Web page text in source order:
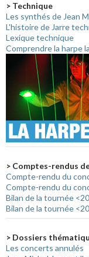
> Technique
Les synthés de Jean
L'histoire de Jarre
Lexique technique
Comprendre la harpe
> Comptes-rendus
Compte-rendu du
Compte-rendu du
Bilan de la tournée
Bilan de la tournée
> Dossiers
Les concerts annulés